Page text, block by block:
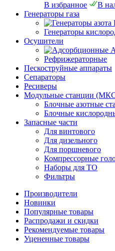
В избранное
В
Генераторы газа
Генераторы
Осушители
Рефрижераторные
Пескоструйные аппараты
Сепараторы
Ресиверы
Модульные станции
Блочные азотные
Блочные
Запасные части
Для винтового
Для дизельного
Для поршневого
Компрессорные
Наборы для ТО
Фильтры
Производители
Новинки
Популярные товары
Распродажи и скидки
Рекомендуемые товары
Уцененные товары